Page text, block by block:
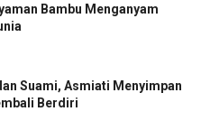
Bambu Menganyam
Suami, Asmiati Menyimpan
Berdiri